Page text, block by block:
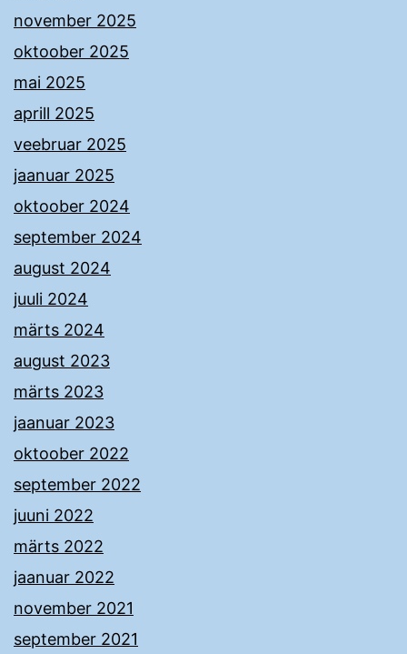
november 2025
oktoober 2025
mai 2025
aprill 2025
veebruar 2025
jaanuar 2025
oktoober 2024
september 2024
august 2024
juuli 2024
märts 2024
august 2023
märts 2023
jaanuar 2023
oktoober 2022
september 2022
juuni 2022
märts 2022
jaanuar 2022
november 2021
september 2021